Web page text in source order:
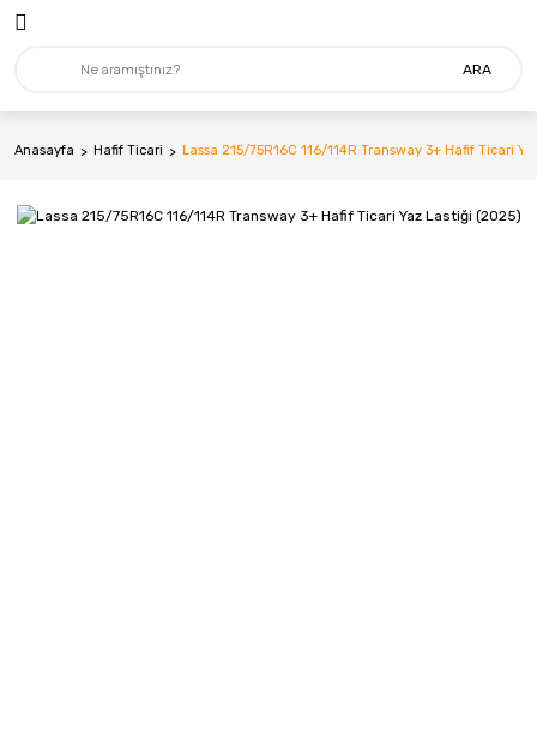
ARA
Anasayfa Hafif Ticari Lassa 215/75R16C 116/114R Transway 3+ Hafif Ticari